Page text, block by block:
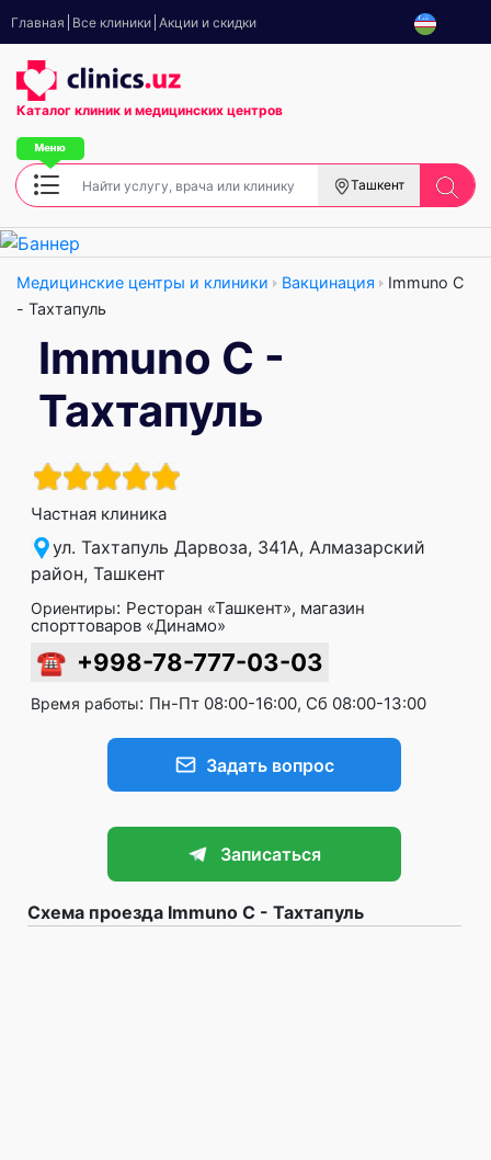
Главная Все клиники Акции и скидки
Каталог клиник и медицинских центров
Ташкент
Медицинские центры и клиники Вакцинация
Immuno C
- Тахтапуль
Immuno C -
Тахтапуль
Частная клиника
ул. Тахтапуль Дарвоза, 341А, Алмазарский
район, Ташкент
Ориентиры: Ресторан «Ташкент», магазин
спорттоваров «Динамо»
☎ +998-78-777-03-03
Время работы: Пн-Пт 08:00-16:00, Сб 08:00-13:00
Задать вопрос
Записаться
Схема проезда Immuno C - Тахтапуль